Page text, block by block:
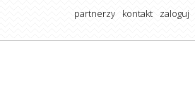
partnerzy kontakt zaloguj